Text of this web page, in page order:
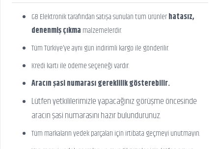
GB Elektronik tarafından satışa sunulan tüm ürünlerhatasız,
denenmiş çıkma malzemelerdir.
Tüm Türkiye’ye aynı gün indirimli kargo ile gönderilir.
Kredi kartı ile ödeme seçeneği vardır.
Aracın şasi numarası gereklilik gösterebilir.
Lütfen yetkililerimizle yapacağınız görüşme öncesinde
aracın şasi numarasını hazır bulundurunuz.
Tüm markaların yedek parçaları için irtibata geçmeyi unutmayın.